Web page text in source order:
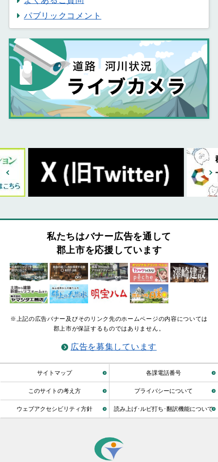
パブリックコメント
私たちはバナー広告を通して
郡上市を応援しています
※上記の広告バナー及びそのリンク先のホームページの内容については
郡上市が保証するものではありません。
広告を募集しています
サイトマップ 各課電話番号
このサイトの考え方 プライバシーについて
ウェブアクセシビリティ方針 読み上げ･ルビ打ち･翻訳機能について